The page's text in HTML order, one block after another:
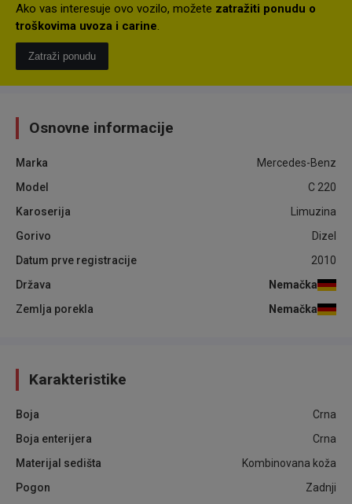
Ako vas interesuje ovo vozilo, možete zatražiti ponudu o
troškovima uvoza i carine.
Zatraži ponudu
Osnovne informacije
Marka
Mercedes-Benz
Model
C 220
Karoserija
Limuzina
Gorivo
Dizel
Datum prve registracije
2010
Država
Nemačka
Zemlja porekla
Nemačka
Karakteristike
Boja
Crna
Boja enterijera
Crna
Materijal sedišta
Kombinovana koža
Pogon
Zadnji